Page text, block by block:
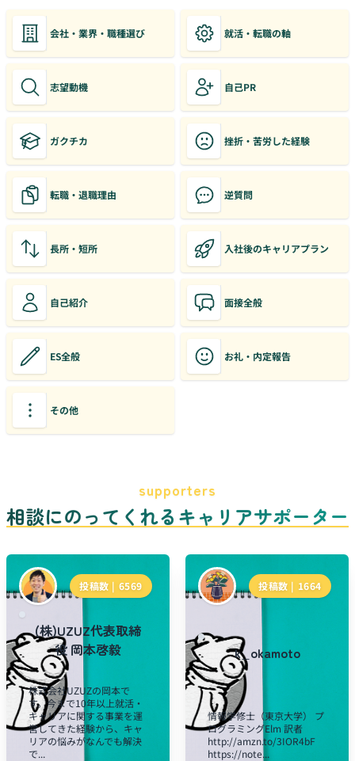
会社・業界・職種選び 就活・転職の軸
志望動機 自己PR
ガクチカ 挫折・苦労した経験
転職・退職理由 逆質問
長所・短所 入社後のキャリアプラン
自己紹介 面接全般
ES全般 お礼・内定報告
その他
supporters
相談にのってくれるキャリアサポーター
投稿数 | 6569
(株)UZUZ代表取締
役 岡本啓毅
株式会社UZUZの岡本で
す。今まで10年以上就活・
キャリアに関する事業を運
営してきた経験から、キャ
リアの悩みがなんでも解決
で...
投稿数 | 1664
k_okamoto
情報学修士（東京大学） プ
ログラミングElm 訳者
http://amzn.to/3IOR4bF
https://note...